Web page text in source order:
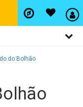
do Bolhão